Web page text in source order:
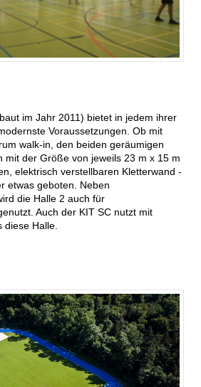
im Jahr 2011) bietet in jedem ihrer
Voraussetzungen. Ob mit
walk-in, den beiden geräumigen
mit der Größe von jeweils 23 m x 15 m
elektrisch verstellbaren Kletterwand -
etwas geboten. Neben
die Halle 2 auch für
Auch der KIT SC nutzt mit
diese Halle.